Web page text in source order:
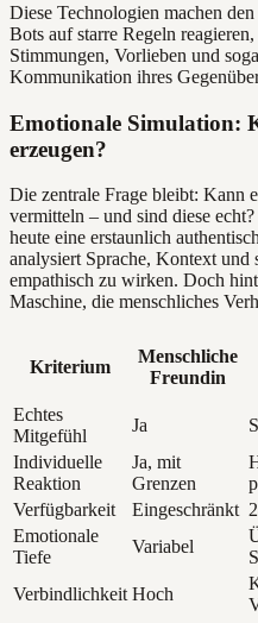
Diese Technologien machen
Bots auf starre Regeln
Stimmungen, Vorlieben und
Kommunikation ihres
Emotionale Simulation:
erzeugen?
Die zentrale Frage bleibt:
vermitteln – und sind diese
heute eine erstaunlich
analysiert Sprache, Kontext und
empathisch zu wirken. Doch
Maschine, die menschliches
Kriterium
Menschliche
Freundin
Echtes
Mitgefühl
Ja
Individuelle
Reaktion
Ja, mit
Grenzen
Verfügbarkeit
Eingeschränkt
Emotionale
Tiefe
Variabel
Verbindlichkeit Hoch